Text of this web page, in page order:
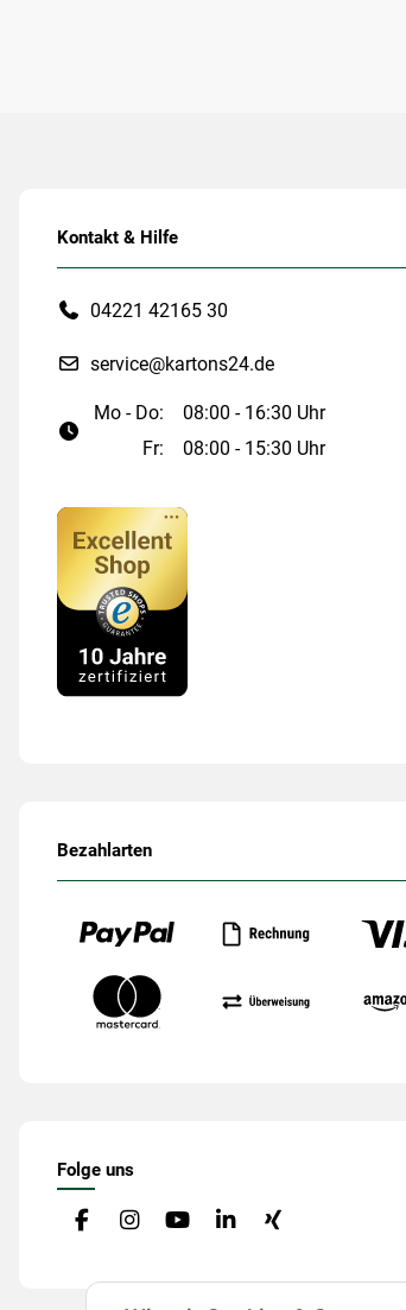
Kontakt & Hilfe
04221 42165 30
service@kartons24.de
Mo - Do:
08:00 - 16:30 Uhr
Fr:
08:00 - 15:30 Uhr
Bezahlarten
Folge uns